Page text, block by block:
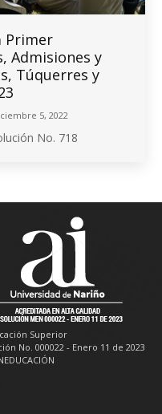
Primer
Admisiones y
Túquerres y
5, 2022
No. 718
Superior
No. 000022 - Enero 11 de 2023